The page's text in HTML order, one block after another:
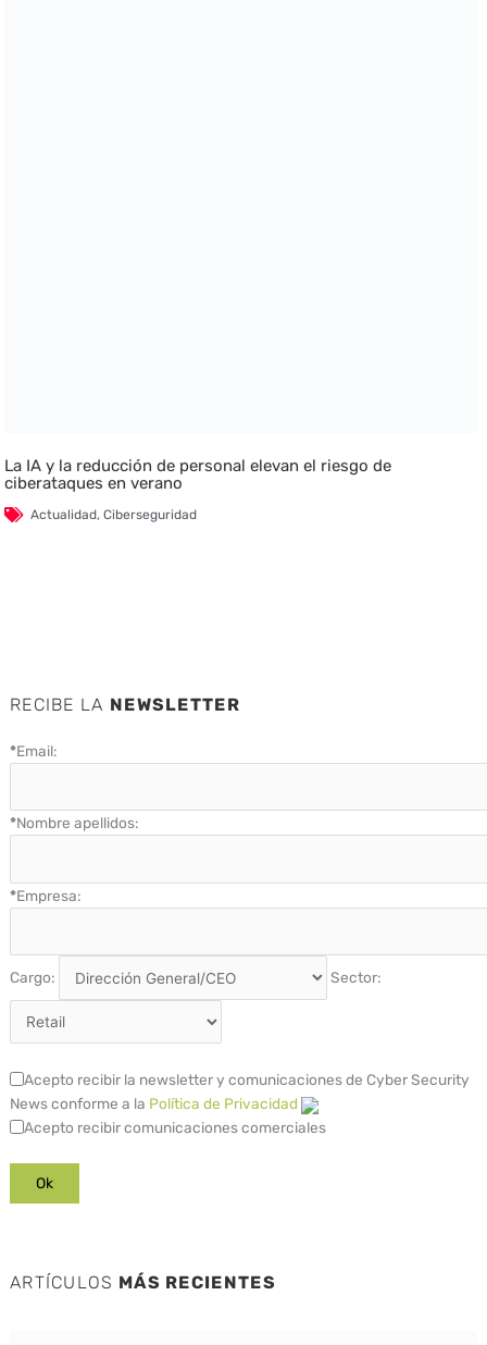
La IA y la reducción de personal elevan el riesgo de
ciberataques en verano
Actualidad,Ciberseguridad
RECIBE LA NEWSLETTER
*Email:
*Nombre apellidos:
*Empresa:
Cargo: Sector:
Acepto recibir la newsletter y comunicaciones de Cyber Security
News conforme a la Política de Privacidad
Acepto recibir comunicaciones comerciales
ARTÍCULOS MÁS RECIENTES